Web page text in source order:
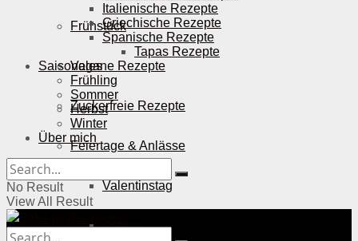
Frühstück
Vegane Rezepte
Zuckerfreie Rezepte
Feiertage & Anlässe
Valentinstag
Ostern
Italienische Rezepte
Griechische Rezepte
Spanische Rezepte
Tapas Rezepte
Saisonales
Frühling
Sommer
Herbst
Winter
Über mich
No Result
View All Result